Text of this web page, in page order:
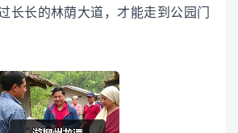
长长的林荫大道，才能走到公园门